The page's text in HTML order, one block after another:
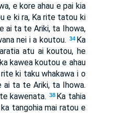
e kore ahau e pai kia
e ki ra, Ka rite tatou ki
ai ta te Ariki, ta Ihowa,
nei i a koutou. 34 Ka
atu ai koutou, he
kawea koutou e ahau
rite ki taku whakawa i o
ai ta te Ariki, ta Ihowa.
kawenata. 38 Ka tahia
tangohia mai ratou e